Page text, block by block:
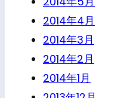
2014年4月
2014年3月
2014年2月
2014年1月